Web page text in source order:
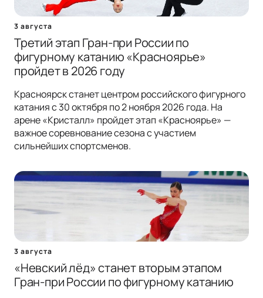
3 августа
Третий этап Гран-при России по
фигурному катанию «Красноярье»
пройдет в 2026 году
Красноярск станет центром российского фигурного
катания с 30 октября по 2 ноября 2026 года. На
арене «Кристалл» пройдет этап «Красноярье» —
важное соревнование сезона с участием
сильнейших спортсменов.
3 августа
«Невский лёд» станет вторым этапом
Гран-при России по фигурному катанию